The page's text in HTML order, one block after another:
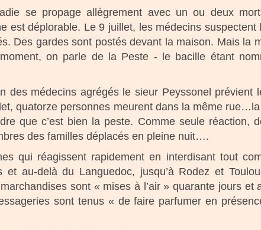
se propage allègrement avec un ou deux
est déplorable. Le 9 juillet, les médecins
Des gardes sont postés devant la maison. Mais la
on parle de la Peste - le bacille étant
des médecins agrégés le sieur Peyssonel
quatorze personnes meurent dans la même
que c’est bien la peste. Comme seule réaction,
des familles déplacés en pleine nuit….
qui réagissent rapidement en interdisant tout
et au-delà du Languedoc, jusqu’à Rodez et
sont « mises à l’air » quarante jours et
sont tenus « de faire parfumer en